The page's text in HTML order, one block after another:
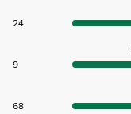
24
9
68